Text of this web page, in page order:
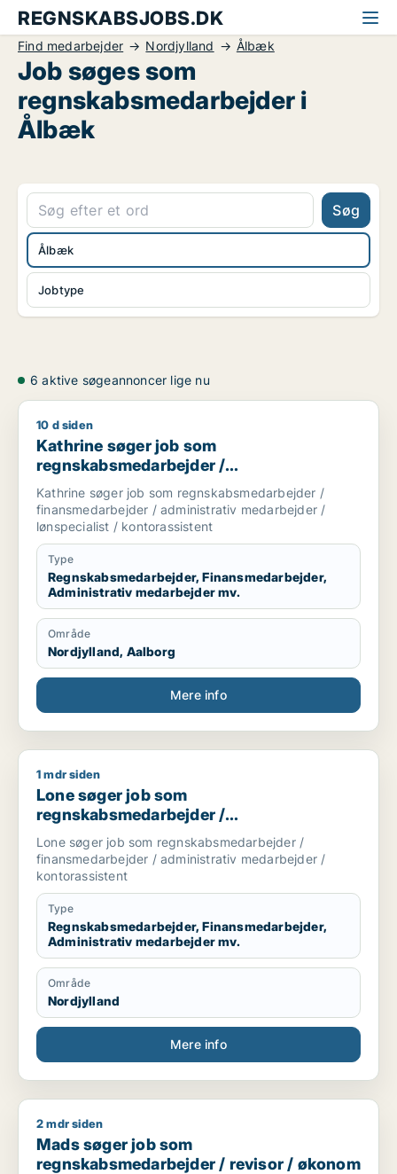
REGNSKABSJOBS.DK
Find medarbejder Nordjylland Ålbæk
Job søges som
regnskabsmedarbejder i
Ålbæk
Søg
Jobtype
Ålbæk
6 aktive søgeannoncer lige nu
Kathrine søger job som regnskabsmedarbejder /
10 d siden
Kathrine søger job som
regnskabsmedarbejder /
finansmedarbejder / administrativ
medarbejder / lønspecialist /
kontorassistent
Kathrine søger job som regnskabsmedarbejder /
finansmedarbejder / administrativ medarbejder /
lønspecialist / kontorassistent
Type
Regnskabsmedarbejder, Finansmedarbejder,
Administrativ medarbejder mv.
Område
Nordjylland, Aalborg
Mere info
Lone søger job som regnskabsmedarbejder /
1 mdr siden
Lone søger job som
regnskabsmedarbejder /
finansmedarbejder / administrativ
medarbejder / kontorassistent
Lone søger job som regnskabsmedarbejder /
finansmedarbejder / administrativ medarbejder /
kontorassistent
Type
Regnskabsmedarbejder, Finansmedarbejder,
Administrativ medarbejder mv.
Område
Nordjylland
Mere info
Mads søger job som regnskabsmedarbejder / revisor /
2 mdr siden
Mads søger job som
regnskabsmedarbejder / revisor / økonom